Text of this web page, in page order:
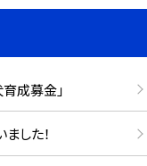
成募金」
した！